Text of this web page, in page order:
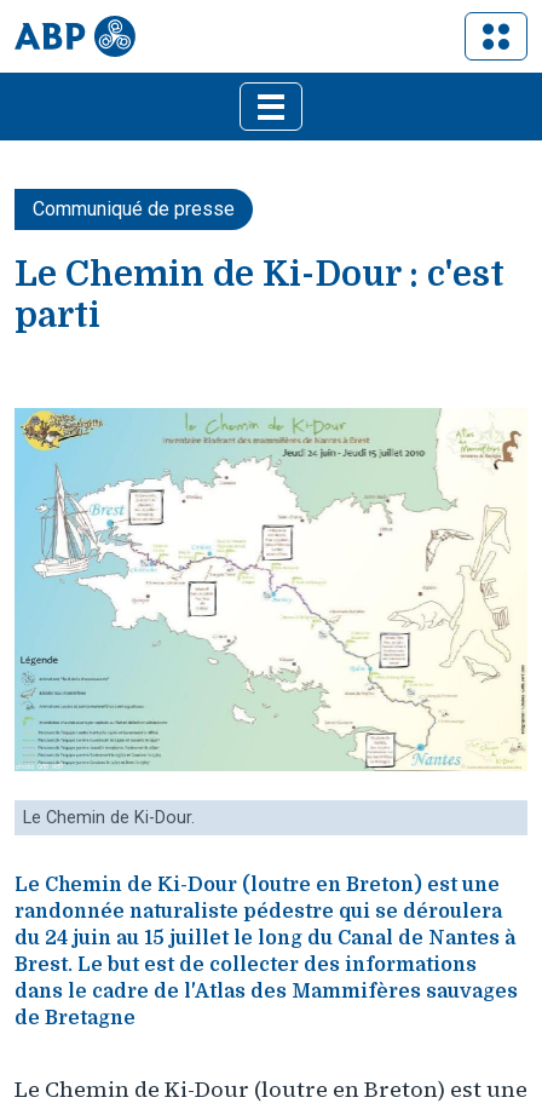
Communiqué de presse
Le Chemin de Ki-Dour : c'est
parti
Le Chemin de Ki-Dour.
Le Chemin de Ki-Dour (loutre en Breton) est une
randonnée naturaliste pédestre qui se déroulera
du 24 juin au 15 juillet le long du Canal de Nantes à
Brest. Le but est de collecter des informations
dans le cadre de l'Atlas des Mammifères sauvages
de Bretagne
Le Chemin de Ki-Dour (loutre en Breton) est une